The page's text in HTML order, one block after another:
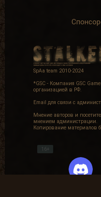
SpAa team 2010-2024
*GSC - Компания GSC
организацией в РФ.
Email для связи с
Мнение авторов и
мнением администрации.
Копирование материалов
16+